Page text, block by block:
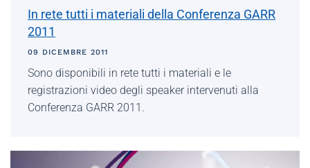
In rete tutti i materiali della Conferenza GARR
2011
09 DICEMBRE 2011
Sono disponibili in rete tutti i materiali e le
registrazioni video degli speaker intervenuti alla
Conferenza GARR 2011.